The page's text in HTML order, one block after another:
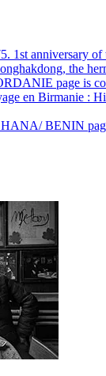
1st anniversary of
the
page is
en Birmanie :
BENIN